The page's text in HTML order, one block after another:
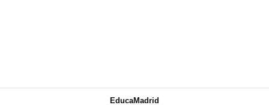
EducaMadrid